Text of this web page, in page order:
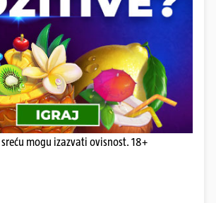
mogu izazvati ovisnost. 18+